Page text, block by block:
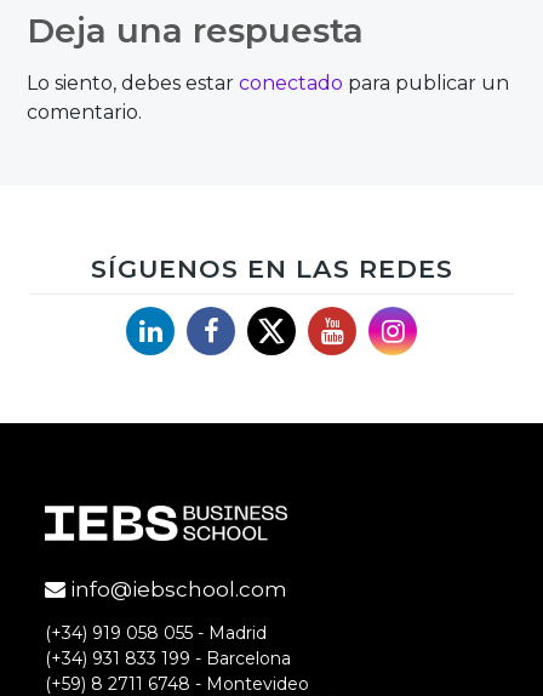
entradas
Deja una respuesta
Lo siento, debes estarconectado para publicar un
comentario.
SÍGUENOS EN LAS REDES
LinkedinFacebook
X YouTubeInstagram
info@iebschool.com
(+34) 919 058 055 - Madrid
(+34) 931 833 199 - Barcelona
(+59) 8 2711 6748 - Montevideo